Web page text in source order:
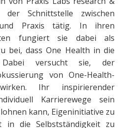
Schnittstelle zwischen
und Praxis tätig. In ihren
fungiert sie dabei als
bei, dass One Health in die
Dabei versucht sie, der
von One-Health-
Ihr inspirierender
Karrierewege sein
kann, Eigeninitiative zu
in die Selbstständigkeit zu